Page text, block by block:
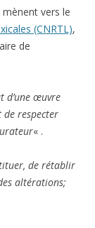
altérations;
contrefaire « .
Poitou-
d’Hilaire